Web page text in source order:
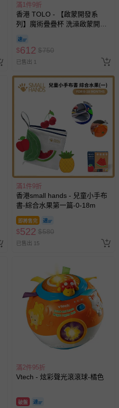
滿1件9折
香港 TOLO - 【啟蒙開發系
列】魔術疊疊杯 洗澡啟蒙開發
$612 $750
已售出 1
滿1件9折
香港small hands - 兒童小手布
書-綜合水果第一篇-0-18m
即將售完
$522 $580
已售出 15
滿2件95折
Vtech - 炫彩聲光滾滾球-橘色
破盤